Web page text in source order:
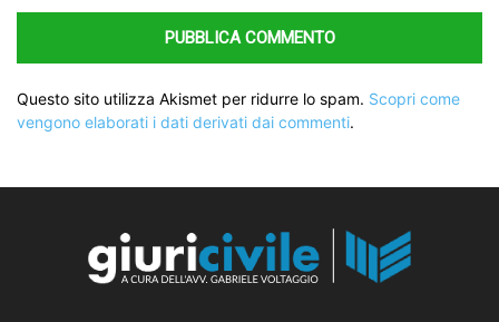
Questo sito utilizza Akismet per ridurre lo spam. Scopri come
vengono elaborati i dati derivati dai commenti.